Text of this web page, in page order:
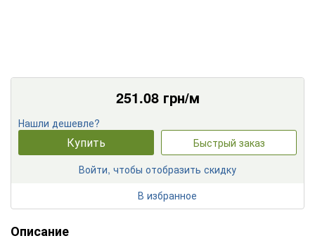
251.08грн/м
Нашли дешевле?
Купить
Быстрый заказ
Войти, чтобы отобразить скидку
В избранное
Описание